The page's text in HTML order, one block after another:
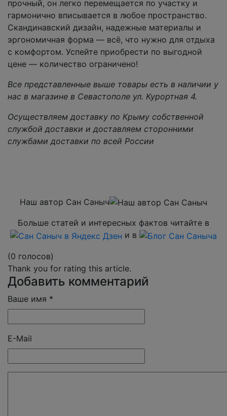
прочный, он легко перемещается по участку и
гармонично вписывается в любое пространство.
Скандинавский дизайн, надежные материалы и
эргономичная форма — всё, что нужно для отдыха
с комфортом. Успейте приобрести по выгодной
цене — количество ограничено!
Все представленные выше товары есть в наличии у
нас в магазине в Севастополе ул. Курортная 4.
Осуществляем доставку по Крыму собственной
службой доставки и доставляем сторонними
службами доставки по всей России
Наш автор Сан Саныч
Больше статей и интересных фактов читайте в
и в
(0 голосов)
Thank you for rating this article.
Добавить комментарий
Ваше имя *
E-Mail